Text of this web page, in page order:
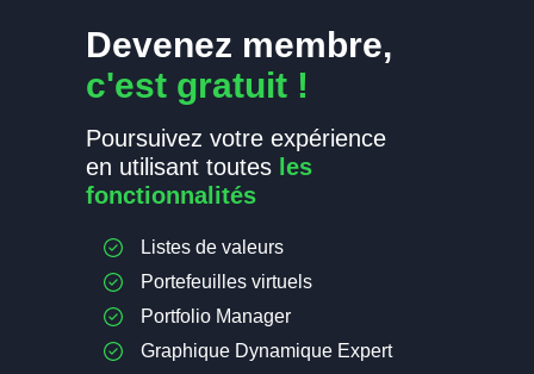
Devenez membre,
c'est gratuit !
Poursuivez votre expérience
en utilisant toutes les
fonctionnalités
Listes de valeurs
Portefeuilles virtuels
Portfolio Manager
Graphique Dynamique Expert